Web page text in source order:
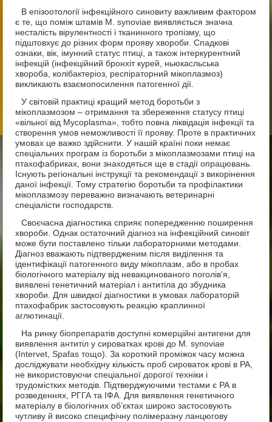
В епізоотології інфекційного синовиту важливим фактором
є те, що поміж штамів М. synoviae виявляється значна
несталість вірулентності і тканинного тропізму, що
підштовхує до різних форм прояву хвороби. Спадкові
ознаки, вік, імунний статус птиці, а також інтеркурентний
інфекцій (інфекційний бронхіт курей, ньюкасльська
хвороба, колібактеріоз, респіраторний мікоплазмоз)
викликають взаємопосилення патогенної дії.
У світовій практиці кращий метод боротьби з
мікоплазмозом – отримання та збереження статусу птиці
«вільної від Mycoplasma», тобто повна ліквідація інфекції та
створення умов неможливості її прояву. Проте в практичних
умовах це важко здійснити. У нашій країні поки немає
спеціальних програм із боротьби з мікоплазмозами птиці на
птахофабриках, вони знаходяться ще в стадії опрацювань.
Існують регіональні інструкції та рекомендації з викорінення
даної інфекції. Тому стратегію боротьби та профілактики
мікоплазмозу переважно визначають ветеринарні
спеціалісти господарств.
Своєчасна діагностика сприяє попередженню поширення
хвороби. Однак остаточний діагноз на інфекційний синовіт
може бути поставлено тільки лабораторними методами.
Діагноз вважають підтвердженим після виділення та
ідентифікації патогенного виду мікоплазм, або в пробах
біологічного матеріалу від невакцинованого поголів'я,
виявлені генетичний матеріал і антитіла до збудника
хвороби. Для швидкої діагностики в умовах лабораторій
птахофабрик застосовують реакцію краплинної
аглютинації.
На ринку біопрепаратів доступні комерційні антигени для
виявлення антитіл у сироватках крові до М. synoviae
(Intervet, Spafas тощо). За короткий проміжок часу можна
досліджувати необхідну кількість проб сироваток крові в РА,
не використовуючи спеціальної дорогої техніки і
трудомістких методів. Підтверджуючими тестами є РА в
розведеннях, РГГА та ІФА. Для виявлення генетичного
матеріалу в біологічних об’єктах широко застосовують
чутливу й високо специфічну полімеразну ланцюгову